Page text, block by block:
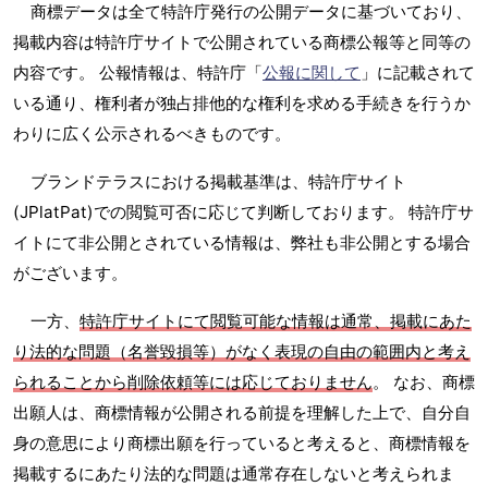
商標データは全て特許庁発行の公開データに基づいており、
掲載内容は特許庁サイトで公開されている商標公報等と同等の
内容です。 公報情報は、特許庁「公報に関して 」に記載されて
いる通り、権利者が独占排他的な権利を求める手続きを行うか
わりに広く公示されるべきものです。
ブランドテラスにおける掲載基準は、特許庁サイト
(JPlatPat)での閲覧可否に応じて判断しております。 特許庁サ
イトにて非公開とされている情報は、弊社も非公開とする場合
がございます。
一方、 特許庁サイトにて閲覧可能な情報は通常、掲載にあた
り法的な問題（名誉毀損等）がなく表現の自由の範囲内と考え
られることから削除依頼等には応じておりません。 なお、商標
出願人は、商標情報が公開される前提を理解した上で、自分自
身の意思により商標出願を行っていると考えると、商標情報を
掲載するにあたり法的な問題は通常存在しないと考えられま